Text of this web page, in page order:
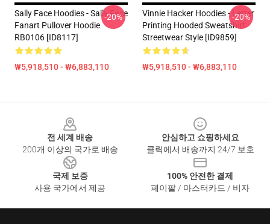
Sally Face Hoodies - Sally Face
Fanart Pullover Hoodie
RB0106 [ID8117]
₩5,918,510 - ₩6,883,110
-20%
Vinnie Hacker Hoodies - Letter
Printing Hooded Sweatshirt
Streetwear Style [ID9859]
₩5,918,510 - ₩6,883,110
-20%
전 세계 배송
200개 이상의 국가로 배송
안심하고 쇼핑하세요
클릭에서 배송까지 24/7 보호
국제 보증
사용 국가에서 제공
100% 안전한 결제
페이팔 / 마스터카드 / 비자